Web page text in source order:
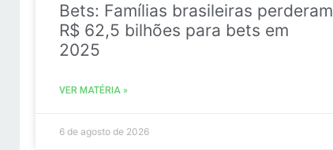
Bets: Famílias brasileiras perderam
R$ 62,5 bilhões para bets em
2025
VER MATÉRIA »
6 de agosto de 2026